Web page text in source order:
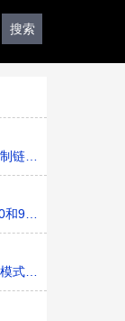
链接后怎么可以看到
90什么区别
式可不可以设置时间